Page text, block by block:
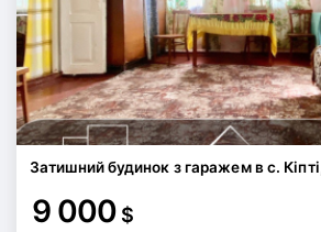
Затишний будинок з гаражем в с.
9 000 $